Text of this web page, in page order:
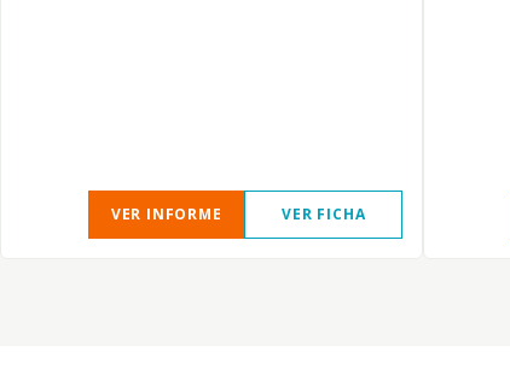
VER INFORME VER FICHA